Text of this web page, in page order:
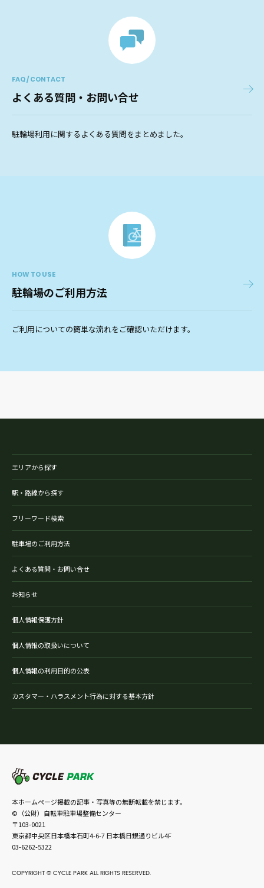
FAQ / CONTACT
よくある質問・お問い合せ
駐輪場利用に関するよくある質問をまとめました。
HOW TO USE
駐輪場のご利用方法
ご利用についての簡単な流れをご確認いただけます。
エリアから探す
駅・路線から探す
フリーワード検索
駐車場のご利用方法
よくある質問・お問い合せ
お知らせ
個人情報保護方針
個人情報の取扱いについて
個人情報の利用目的の公表
カスタマー・ハラスメント行為に対する基本方針
本ホームページ掲載の記事・写真等の無断転載を禁じます。
©（公財）自転車駐車場整備センター
〒103-0021
東京都中央区日本橋本石町4-6-7 日本橋日銀通りビル4F
03-6262-5322
COPYRIGHT © CYCLE PARK ALL RIGHTS RESERVED.